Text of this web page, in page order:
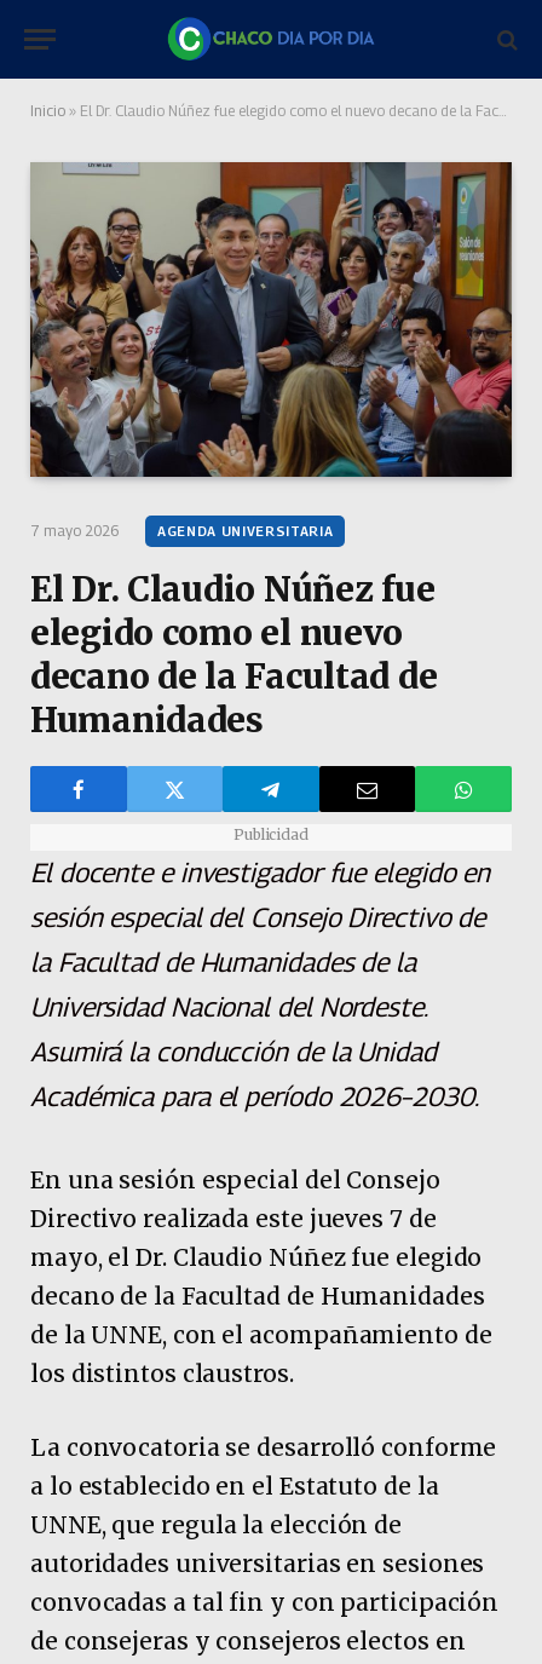
Inicio » El Dr. Claudio Núñez fue elegido como el nuevo decano de la Facultad de Humanidades
7 mayo 2026 AGENDA UNIVERSITARIA
El Dr. Claudio Núñez fue
elegido como el nuevo
decano de la Facultad de
Humanidades
Publicidad
El docente e investigador fue elegido en
sesión especial del Consejo Directivo de
la Facultad de Humanidades de la
Universidad Nacional del Nordeste.
Asumirá la conducción de la Unidad
Académica para el período 2026–2030.
En una sesión especial del Consejo
Directivo realizada este jueves 7 de
mayo, el Dr. Claudio Núñez fue elegido
decano de la Facultad de Humanidades
de la UNNE, con el acompañamiento de
los distintos claustros.
La convocatoria se desarrolló conforme
a lo establecido en el Estatuto de la
UNNE, que regula la elección de
autoridades universitarias en sesiones
convocadas a tal fin y con participación
de consejeras y consejeros electos en